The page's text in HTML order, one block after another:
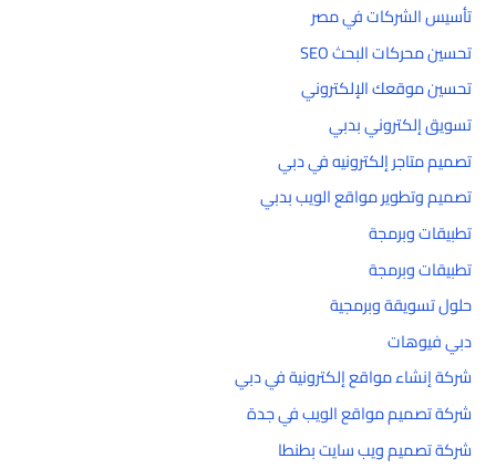
تأسيس الشركات في مصر
تحسين محركات البحث SEO
تحسين موقعك الإلكتروني
تسويق إلكتروني بدبي
تصميم متاجر إلكترونيه في دبي
تصميم وتطوير مواقع الويب بدبي
تطبيقات وبرمجة
تطبيقات وبرمجة
حلول تسويقة وبرمجية
دبي فيوهات
شركة إنشاء مواقع إلكترونية في دبي
شركة تصميم مواقع الويب في جدة
شركة تصميم ويب سايت بطنطا